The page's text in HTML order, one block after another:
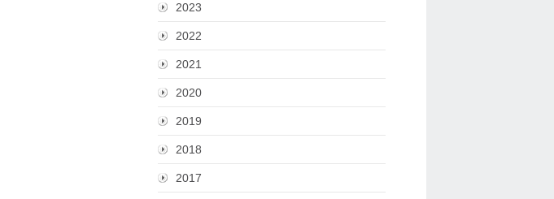
2023
2022
2021
2020
2019
2018
2017